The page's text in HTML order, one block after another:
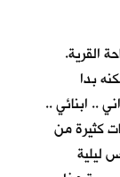
القرية.
بدا
.. ابنائي ..
كثيرة من
ليلية